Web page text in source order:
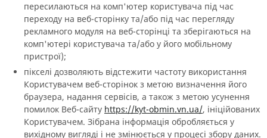
пересилаються на комп'ютер користувача під час
переходу на веб-сторінку та/або під час перегляду
рекламного модуля на веб-сторінці та зберігаються на
комп'ютері користувача та/або у його мобільному
пристрої);
пікселі дозволяють відстежити частоту використання
Користувачем веб-сторінок з метою визначення його
браузера, надання сервісів, а також з метою усунення
помилок Веб-сайту https://kyt-obmin.vn.ua/, ініційованих
Користувачем. Зібрана інформація обробляється у
вихідному вигляді і не змінюється у процесі збору даних.